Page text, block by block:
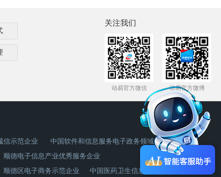
关注我们
动易官方微信 动易官方微博
信示范企业
中国软件和信息服务电子政务领域杰出企业奖
顺德电子信息产业优秀服务企业
顺德区电子商务示范企业
中国医药卫生信息化首选品牌